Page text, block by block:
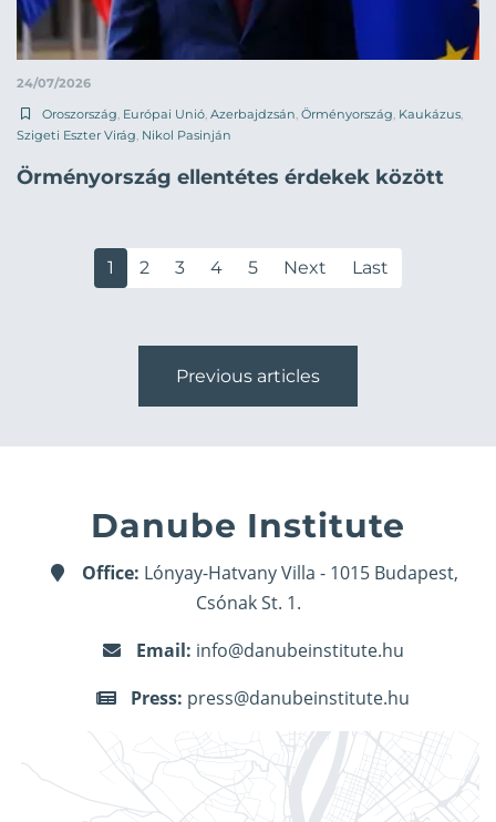
24/07/2026
Oroszország, Európai Unió, Azerbajdzsán, Örményország, Kaukázus,
Szigeti Eszter Virág, Nikol Pasinján
Örményország ellentétes érdekek között
1 2 3 4 5 Next Last
Previous articles
Danube Institute
Office: Lónyay-Hatvany Villa - 1015 Budapest,
Csónak St. 1.
Email: info@danubeinstitute.hu
Press: press@danubeinstitute.hu